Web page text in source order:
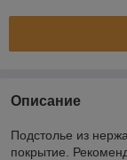
Описание
Подстолье из
покрытие.